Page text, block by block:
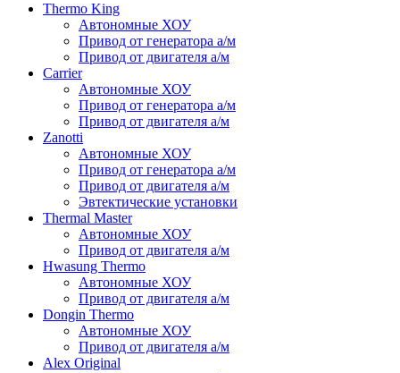
Thermo King
Автономные ХОУ
Привод от генератора а/м
Привод от двигателя а/м
Carrier
Автономные ХОУ
Привод от генератора а/м
Привод от двигателя а/м
Zanotti
Автономные ХОУ
Привод от генератора а/м
Привод от двигателя а/м
Эвтектические установки
Thermal Master
Автономные ХОУ
Привод от двигателя а/м
Hwasung Thermo
Автономные ХОУ
Привод от двигателя а/м
Dongin Thermo
Автономные ХОУ
Привод от двигателя а/м
Alex Original